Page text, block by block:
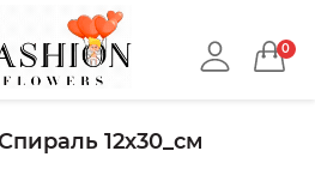
0
12х30_см